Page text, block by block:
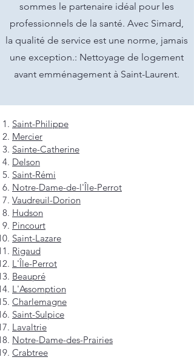
sommes le partenaire idéal pour les
professionnels de la santé. Avec Simard,
la qualité de service est une norme, jamais
une exception.: Nettoyage de logement
avant emménagement à Saint-Laurent.
Saint-Philippe
Mercier
Sainte-Catherine
Delson
Saint-Rémi
Notre-Dame-de-l'Île-Perrot
Vaudreuil-Dorion
Hudson
Pincourt
Saint-Lazare
Rigaud
L'Île-Perrot
Beaupré
L'Assomption
Charlemagne
Saint-Sulpice
Lavaltrie
Notre-Dame-des-Prairies
Crabtree